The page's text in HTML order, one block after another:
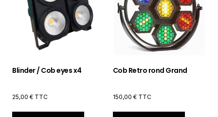
Blinder / Cob eyes x4
25,00 € TTC
Cob Retro rond Grand
150,00 € TTC